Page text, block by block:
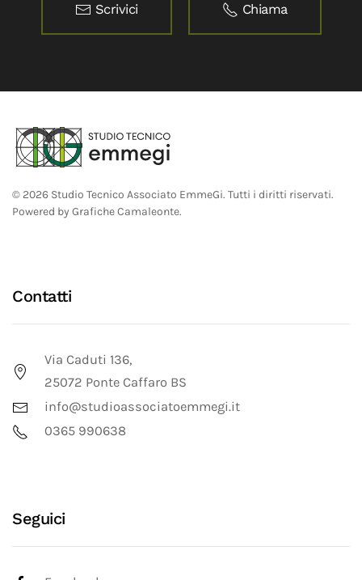
Scrivici Chiama
© 2026 Studio Tecnico Associato EmmeGi. Tutti i diritti riservati.
Powered by Grafiche Camaleonte.
Contatti
Via Caduti 136,
25072 Ponte Caffaro BS
info@studioassociatoemmegi.it
0365 990638
Seguici